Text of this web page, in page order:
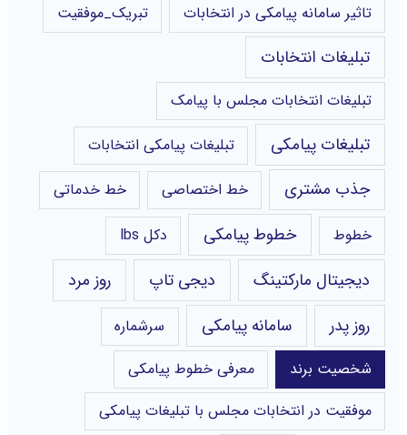
تاثیر سامانه پیامکی در انتخابات تبریک_موفقیت
تبلیغات انتخابات
تبلیغات انتخابات مجلس با پیامک
تبلیغات پیامکی تبلیغات پیامکی انتخابات
جذب مشتری خط اختصاصی
خط خدماتی
خطوط
خطوط پیامکی دکل lbs
دیجیتال مارکتینگ دیجی تاپ
روز مرد
روز پدر
سامانه پیامکی
سرشماره
شخصیت برند
معرفی خطوط پیامکی
موفقیت در انتخابات مجلس با تبلیغات پیامکی